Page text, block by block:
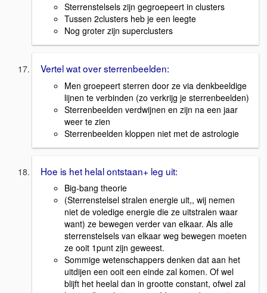
Sterrenstelsels zijn gegroepeert in clusters
Tussen 2clusters heb je een leegte
Nog groter zijn superclusters
Vertel wat over sterrenbeelden:
Men groepeert sterren door ze via denkbeeldige
lijnen te verbinden (zo verkrijg je sterrenbeelden)
Sterrenbeelden verdwijnen en zijn na een jaar
weer te zien
Sterrenbeelden kloppen niet met de astrologie
Hoe is het helal ontstaan+ leg uit:
Big-bang theorie
(Sterrenstelsel stralen energie uit,, wij nemen
niet de voledige energie die ze uitstralen waar
want) ze bewegen verder van elkaar. Als alle
sterrenstelsels van elkaar weg bewegen moeten
ze ooit 1punt zijn geweest.
Sommige wetenschappers denken dat aan het
uitdijen een ooit een einde zal komen. Of wel
blijft het heelal dan in grootte constant, ofwel zal